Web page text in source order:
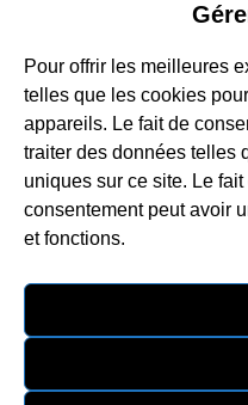
Pour offrir les meilleures
telles que les cookies
appareils. Le fait de
traiter des données telles
uniques sur ce site. Le
consentement peut avoir
et fonctions.